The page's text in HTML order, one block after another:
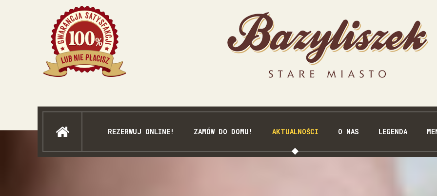
REZERWUJ ONLINE! ZAMÓW DO DOMU! AKTUALNOŚCI O NAS LEGENDA